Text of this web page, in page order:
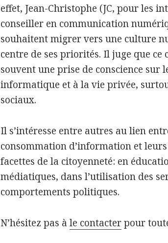
effet, Jean-Christophe (JC, pour les
conseiller en communication
souhaitent migrer vers une culture
centre de ses priorités. Il juge que
souvent une prise de conscience sur
informatique et à la vie privée,
sociaux.
Il s’intéresse entre autres au lien
consommation d’information et
facettes de la citoyenneté: en
médiatiques, dans l’utilisation des
comportements politiques.
N’hésitez pas àle contacterpour